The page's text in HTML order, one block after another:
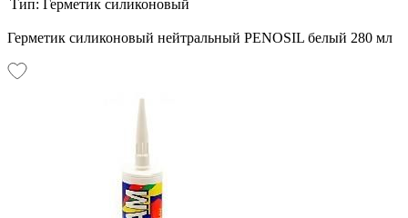
Тип: Герметик силиконовый
Герметик силиконовый нейтральный PENOSIL белый 280 мл